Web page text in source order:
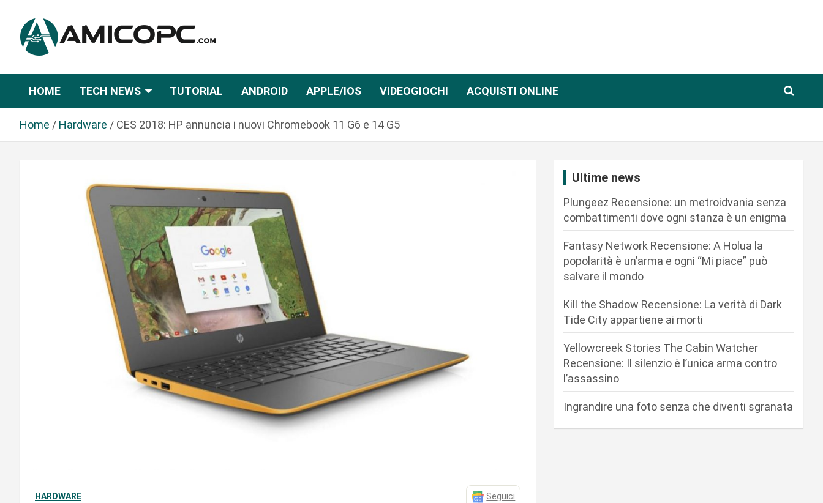
n
Amicopc.com
HOME TECH NEWS TUTORIAL ANDROID APPLE/IOS VIDEOGIOCHI ACQUISTI ONLINE
Home Hardware CES 2018: HP annuncia i nuovi Chromebook 11 G6 e 14 G5
HARDWARE Seguici
Ultime news
Plungeez Recensione: un metroidvania senza
combattimenti dove ogni stanza è un enigma
Fantasy Network Recensione: A Holua la
popolarità è un’arma e ogni “Mi piace” può
salvare il mondo
Kill the Shadow Recensione: La verità di Dark
Tide City appartiene ai morti
Yellowcreek Stories The Cabin Watcher
Recensione: Il silenzio è l’unica arma contro
l’assassino
Ingrandire una foto senza che diventi sgranata